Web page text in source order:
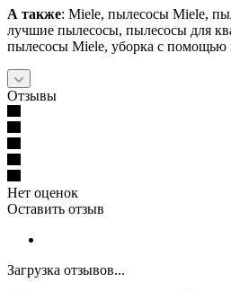
А также: Miele, пылесосы Miele,
лучшие пылесосы, пылесосы для
пылесосы Miele, уборка с помощью
Отзывы
Нет оценок
Оставить отзыв
Загрузка отзывов...